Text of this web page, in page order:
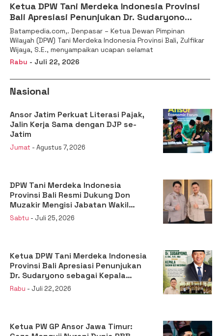
Ketua DPW Tani Merdeka Indonesia Provinsi
Bali Apresiasi Penunjukan Dr. Sudaryono
sebagai Kepala Badan Gizi Nasional
Batampedia.com,. Denpasar – Ketua Dewan Pimpinan
Wilayah (DPW) Tani Merdeka Indonesia Provinsi Bali, Zulfikar
Wijaya, S.E., menyampaikan ucapan selamat
Rabu - Juli 22, 2026
Nasional
Ansor Jatim Perkuat Literasi Pajak,
Jalin Kerja Sama dengan DJP se-
Jatim
Jumat - Agustus 7, 2026
DPW Tani Merdeka Indonesia
Provinsi Bali Resmi Dukung Don
Muzakir Mengisi Jabatan Wakil
Menteri Pertanian RI
Sabtu - Juli 25, 2026
Ketua DPW Tani Merdeka Indonesia
Provinsi Bali Apresiasi Penunjukan
Dr. Sudaryono sebagai Kepala
Badan Gizi Nasional
Rabu - Juli 22, 2026
Ketua PW GP Ansor Jawa Timur: